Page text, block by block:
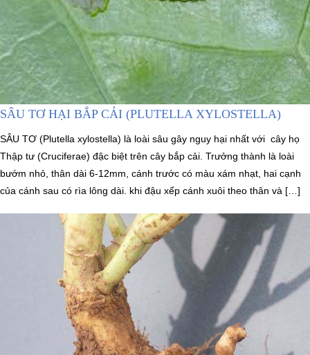
SÂU TƠ HẠI BẮP CẢI (PLUTELLA XYLOSTELLA)
SÂU TƠ (Plutella xylostella) là loài sâu gây nguy hại nhất với cây họ
Thập tư (Cruciferae) đậc biệt trên cây bắp cải. Trưởng thành là loài
bướm nhỏ, thân dài 6-12mm, cánh trước có màu xám nhạt, hai cạnh
của cánh sau có rìa lông dài. khi đậu xếp cánh xuôi theo thân và […]